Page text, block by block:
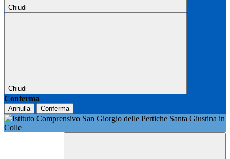
Chiudi
Chiudi
Conferma
Annulla Conferma